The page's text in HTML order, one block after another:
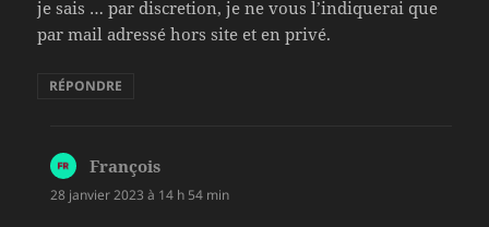
je sais … par discretion, je ne vous l’indiquerai que
par mail adressé hors site et en privé.
RÉPONDRE
François
28 janvier 2023 à 14 h 54 min